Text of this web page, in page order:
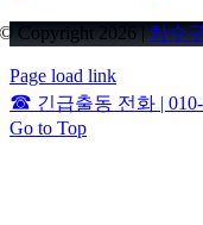
© Copyright 2026 |하수
Page load link
☎ 긴급출동 전화 |
Go to Top